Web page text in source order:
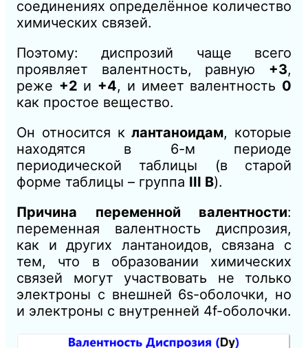
соединениях определённое количество
химических связей.
Поэтому: диспрозий чаще всего
проявляет валентность, равную +3,
реже +2 и +4, и имеет валентность 0
как простое вещество.
Он относится клантаноидам, которые
находятся в 6-м периоде
периодической таблицы (в старой
форме таблицы – группа III B).
Причина переменной валентности:
переменная валентность диспрозия,
как и других лантаноидов, связана с
тем, что в образовании химических
связей могут участвовать не только
электроны с внешней 6s-оболочки, но
и электроны с внутренней 4f-оболочки.